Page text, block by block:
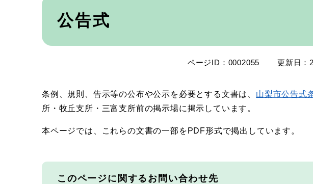
本
公告式
ページID：0002055 更新日：
条例、規則、告示等の公布や公示を必要とする文書は、 山梨市公告式
所・牧丘支所・三富支所前の掲示場に掲示しています。
本ページでは、これらの文書の一部をPDF形式で掲出しています。
このページに関するお問い合わせ先